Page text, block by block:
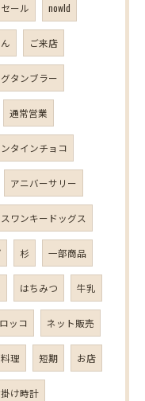
ール nowld
ご来店
タンブラー
通常営業
タインチョコ
アニバーサリー
スワンキードッグス
杉 一部商品
はちみつ 牛乳
ッコ ネット販売
料理 短期 お店
け時計